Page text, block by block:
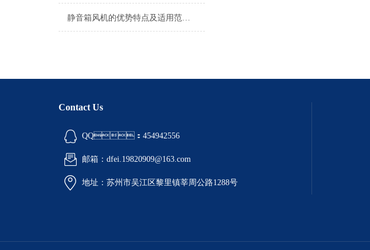
静音箱风机的优势特点及适用范围是什么？
Contact Us
QQ：454942556
邮箱：dfei.19820909@163.com
地址：苏州市吴江区黎里镇莘周公路1288号